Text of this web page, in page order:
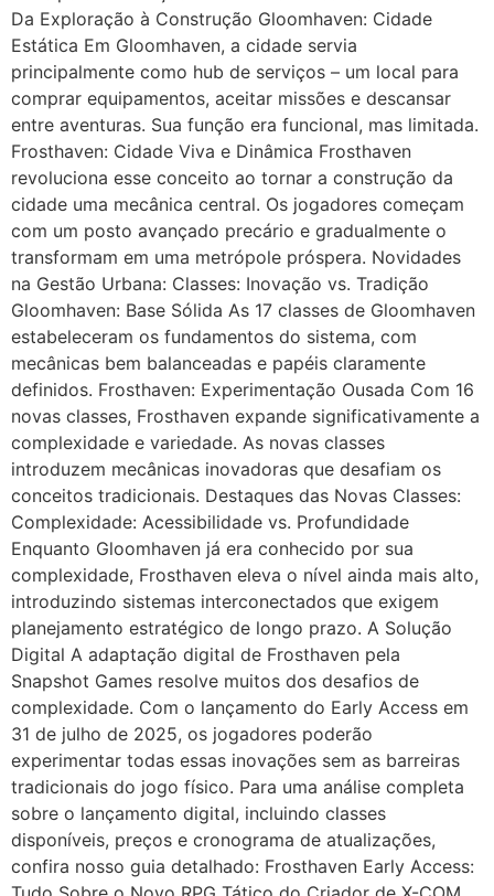
Da Exploração à Construção Gloomhaven: Cidade
Estática Em Gloomhaven, a cidade servia
principalmente como hub de serviços – um local para
comprar equipamentos, aceitar missões e descansar
entre aventuras. Sua função era funcional, mas limitada.
Frosthaven: Cidade Viva e Dinâmica Frosthaven
revoluciona esse conceito ao tornar a construção da
cidade uma mecânica central. Os jogadores começam
com um posto avançado precário e gradualmente o
transformam em uma metrópole próspera. Novidades
na Gestão Urbana: Classes: Inovação vs. Tradição
Gloomhaven: Base Sólida As 17 classes de Gloomhaven
estabeleceram os fundamentos do sistema, com
mecânicas bem balanceadas e papéis claramente
definidos. Frosthaven: Experimentação Ousada Com 16
novas classes, Frosthaven expande significativamente a
complexidade e variedade. As novas classes
introduzem mecânicas inovadoras que desafiam os
conceitos tradicionais. Destaques das Novas Classes:
Complexidade: Acessibilidade vs. Profundidade
Enquanto Gloomhaven já era conhecido por sua
complexidade, Frosthaven eleva o nível ainda mais alto,
introduzindo sistemas interconectados que exigem
planejamento estratégico de longo prazo. A Solução
Digital A adaptação digital de Frosthaven pela
Snapshot Games resolve muitos dos desafios de
complexidade. Com o lançamento do Early Access em
31 de julho de 2025, os jogadores poderão
experimentar todas essas inovações sem as barreiras
tradicionais do jogo físico. Para uma análise completa
sobre o lançamento digital, incluindo classes
disponíveis, preços e cronograma de atualizações,
confira nosso guia detalhado: Frosthaven Early Access: